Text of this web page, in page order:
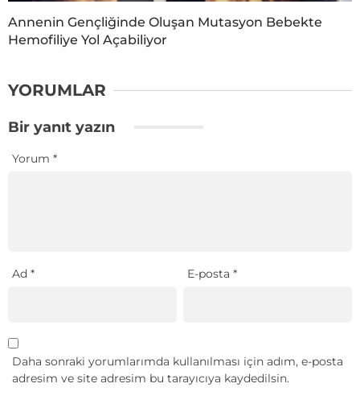
Annenin Gençliğinde Oluşan Mutasyon Bebekte
Hemofiliye Yol Açabiliyor
YORUMLAR
Bir yanıt yazın
Yorum *
Ad * E-posta*
Daha sonraki yorumlarımda kullanılması için adım, e-posta
adresim ve site adresim bu tarayıcıya kaydedilsin.